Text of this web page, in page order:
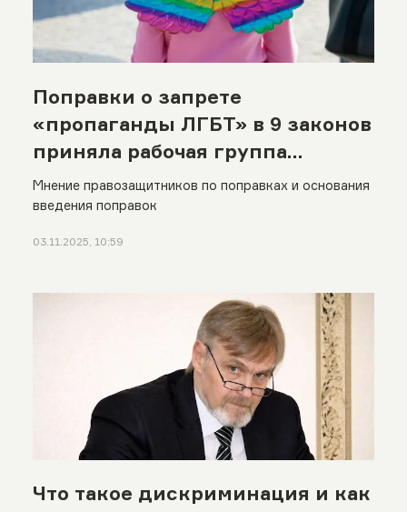
Поправки о запрете
«пропаганды ЛГБТ» в 9 законов
приняла рабочая группа
Мажилиса в Казахстане
Мнение правозащитников по поправках и основания
введения поправок
03.11.2025, 10:59
Что такое дискриминация и как